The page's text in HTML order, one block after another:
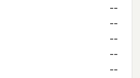
--
--
--
--
--